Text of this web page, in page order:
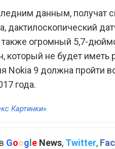
данным, получат
дактилоскопический
также огромный 5,7-
который не будет иметь
Nokia 9 должна пройти
года.
Картинки»
Goog e News, Twitter,